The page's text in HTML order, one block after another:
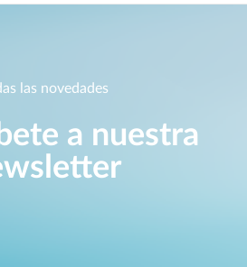
las novedades
a nuestra